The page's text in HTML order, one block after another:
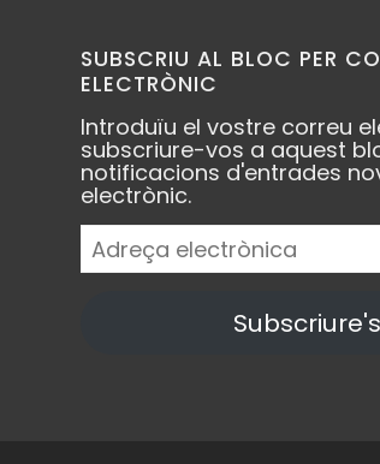
SUBSCRIU AL BLOC PER
ELECTRÒNIC
Introduïu el vostre correu
subscriure-vos a aquest
notificacions d'entrades
electrònic.
Adreça
electrònica
Subscriure's